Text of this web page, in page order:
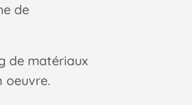
de
de matériaux
oeuvre.